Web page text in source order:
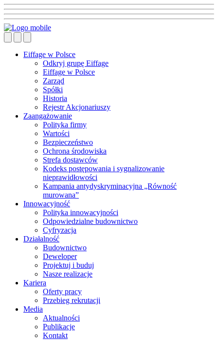
Eiffage w Polsce
Odkryj grupę Eiffage
Eiffage w Polsce
Zarząd
Spółki
Historia
Rejestr Akcjonariuszy
Zaangażowanie
Polityka firmy
Wartości
Bezpieczeństwo
Ochrona środowiska
Strefa dostawców
Kodeks postępowania i sygnalizowanie
nieprawidłowości
Kampania antydyskryminacyjna „Równość
murowana”
Innowacyjność
Polityka innowacyjności
Odpowiedzialne budownictwo
Cyfryzacja
Działalność
Budownictwo
Deweloper
Projektuj i buduj
Nasze realizacje
Kariera
Oferty pracy
Przebieg rekrutacji
Media
Aktualności
Publikacje
Kontakt